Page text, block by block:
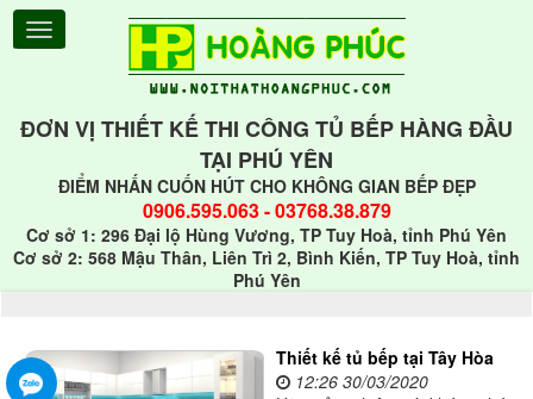
ĐƠN VỊ THIẾT KẾ THI CÔNG TỦ BẾP HÀNG ĐẦU
TẠI PHÚ YÊN
ĐIỂM NHẤN CUỐN HÚT CHO KHÔNG GIAN BẾP ĐẸP
0906.595.063-03768.38.879
Cơ sở 1: 296 Đại lộ Hùng Vương, TP Tuy Hoà, tỉnh Phú Yên
Cơ sở 2: 568 Mậu Thân, Liên Trì 2, Bình Kiến, TP Tuy Hoà, tỉnh
Phú Yên
Thiết kế tủ bếp tại Tây Hòa
12:26 30/03/2020